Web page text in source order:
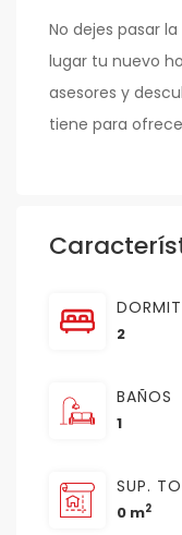
No dejes pasar
lugar tu nuevo
asesores y
tiene para
2
BAÑOS
1
SUP.
0 m2